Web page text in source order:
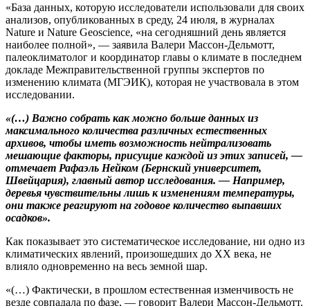
«База данных, которую исследователи использовали для своих
анализов, опубликованных в среду, 24 июля, в журналах
Nature и Nature Geoscience, «на сегодняшний день является
наиболее полной», — заявила Валери Массон-Дельмотт,
палеоклиматолог и координатор главы о климате в последнем
докладе Межправительственной группы экспертов по
изменению климата (МГЭИК), которая не участвовала в этом
исследовании.
«(…) Важно собрать как можно больше данных из
максимального количества различных естественных
архивов, чтобы иметь возможность нейтрализовать
мешающие факторы, присущие каждой из этих записей, —
отмечает Рафаэль Нейком (Бернский университет,
Швейцария), главный автор исследования. — Например,
деревья чувствительны лишь к изменениям температуры,
они также реагируют на годовое количество выпавших
осадков».
Как показывает это систематическое исследование, ни одно из
климатических явлений, произошедших до XX века, не
влияло одновременно на весь земной шар.
«(…) Фактически, в прошлом естественная изменчивость не
везде совпадала по фазе, — говорит Валери Массон-Дельмотт.